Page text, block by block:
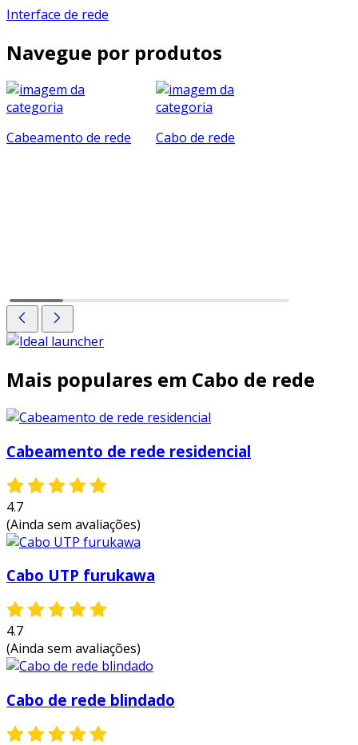
Interface de rede
Navegue por produtos
Cabeamento de rede Cabo de rede
Mais populares em Cabo de rede
Cabeamento de rede residencial
4.7
(Ainda sem avaliações)
Cabo UTP furukawa
4.7
(Ainda sem avaliações)
Cabo de rede blindado